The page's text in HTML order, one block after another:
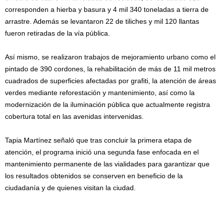
corresponden a hierba y basura y 4 mil 340 toneladas a tierra de
arrastre. Además se levantaron 22 de tiliches y mil 120 llantas
fueron retiradas de la vía pública.
Así mismo, se realizaron trabajos de mejoramiento urbano como el
pintado de 390 cordones, la rehabilitación de más de 11 mil metros
cuadrados de superficies afectadas por grafiti, la atención de áreas
verdes mediante reforestación y mantenimiento, así como la
modernización de la iluminación pública que actualmente registra
cobertura total en las avenidas intervenidas.
Tapia Martínez señaló que tras concluir la primera etapa de
atención, el programa inició una segunda fase enfocada en el
mantenimiento permanente de las vialidades para garantizar que
los resultados obtenidos se conserven en beneficio de la
ciudadanía y de quienes visitan la ciudad.